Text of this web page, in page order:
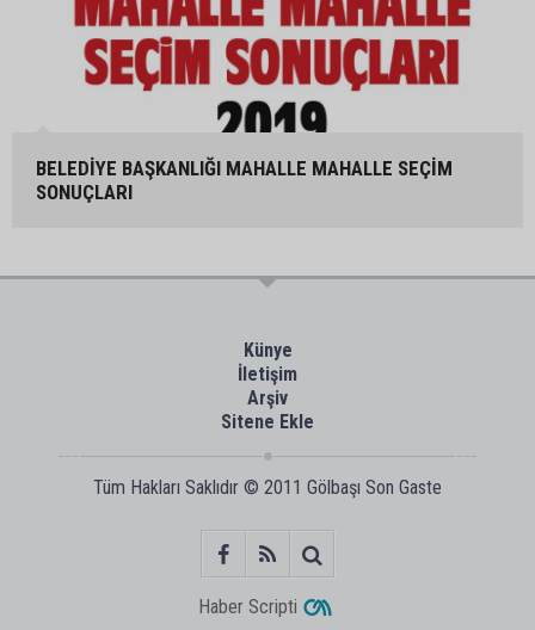
BELEDİYE BAŞKANLIĞI MAHALLE MAHALLE SEÇİM
SONUÇLARI
Künye
İletişim
Arşiv
Sitene Ekle
Tüm Hakları Saklıdır © 2011 Gölbaşı Son Gaste
Haber Scripti